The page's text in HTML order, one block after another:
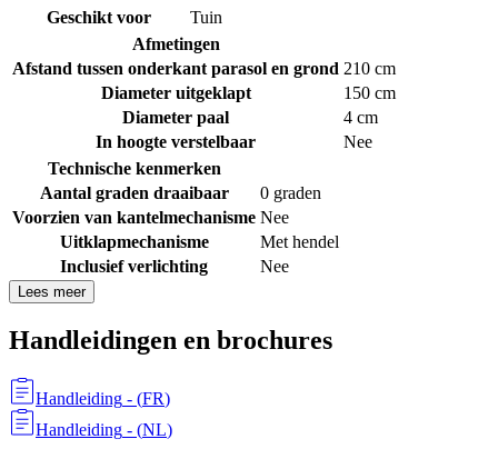
Geschikt voor
Tuin
Afmetingen
Afstand tussen onderkant parasol en grond 210 cm
Diameter uitgeklapt
150 cm
Diameter paal
4 cm
In hoogte verstelbaar
Nee
Technische kenmerken
Aantal graden draaibaar
0 graden
Voorzien van kantelmechanisme Nee
Uitklapmechanisme
Met hendel
Inclusief verlichting
Nee
Lees meer
Handleidingen en brochures
Handleiding - (FR)
Handleiding - (NL)